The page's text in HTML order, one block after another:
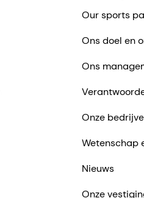
Our sports
Ons doel en
Ons
Onze
Wetenschap
Nieuws
Onze